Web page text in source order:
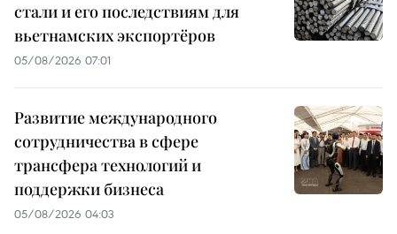
стали и его последствиям для
вьетнамских экспортёров
05/08/2026 07:01
Развитие международного
сотрудничества в сфере
трансфера технологий и
поддержки бизнеса
05/08/2026 04:03